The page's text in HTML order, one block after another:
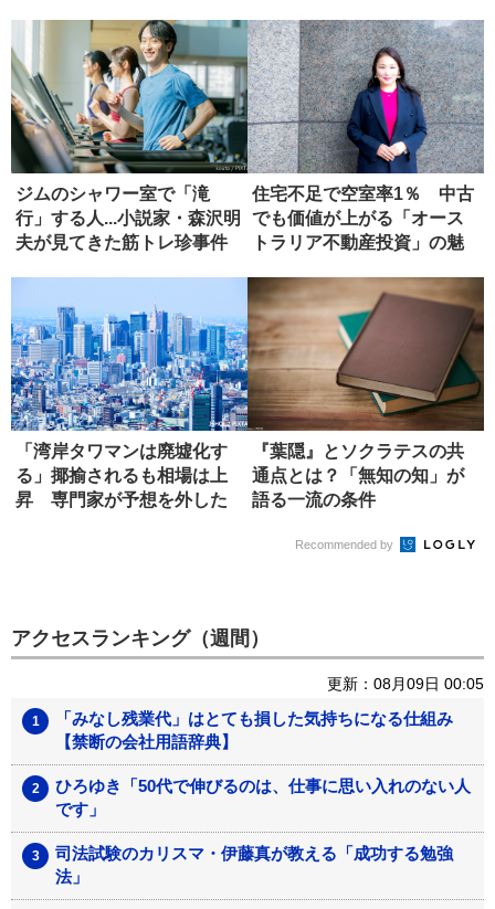
ジムのシャワー室で「滝
行」する人...小説家・森沢明
夫が見てきた筋トレ珍事件
住宅不足で空室率1％ 中古
でも価値が上がる「オース
トラリア不動産投資」の魅
「湾岸タワマンは廃墟化す
る」揶揄されるも相場は上
昇 専門家が予想を外した
『葉隠』とソクラテスの共
通点とは？「無知の知」が
語る一流の条件
Recommended by
アクセスランキング（週間）
更新：08月09日 00:05
「みなし残業代」はとても損した気持ちになる仕組み
【禁断の会社用語辞典】
ひろゆき「50代で伸びるのは、仕事に思い入れのない人
です」
司法試験のカリスマ・伊藤真が教える「成功する勉強
法」